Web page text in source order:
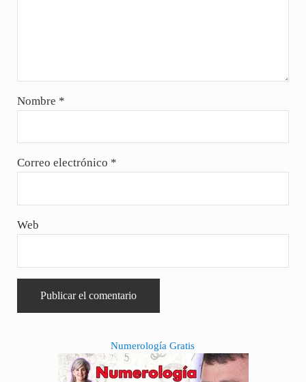
Nombre *
Correo electrónico *
Web
Sidebar Numerología Gratis